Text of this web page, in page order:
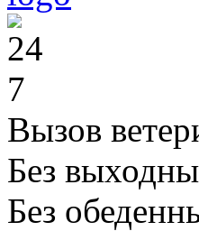
Вызов
Без
Без